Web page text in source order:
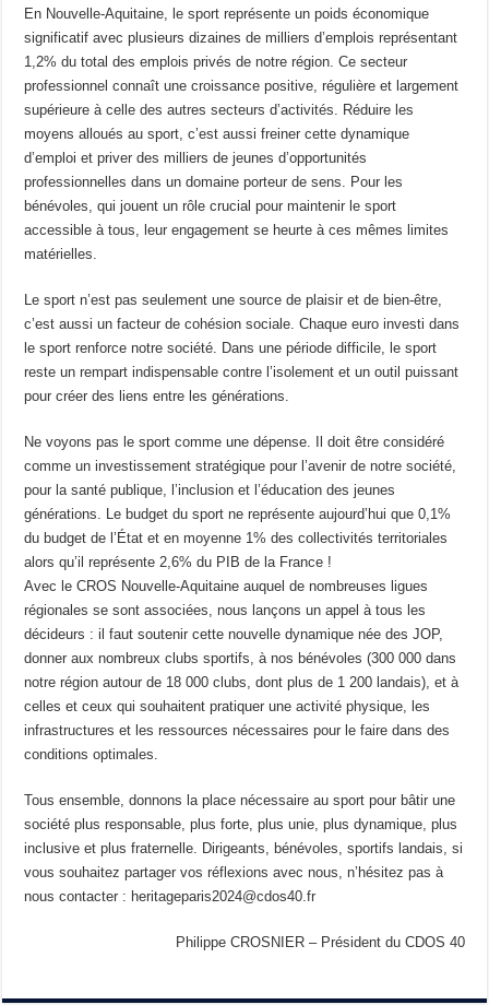
En Nouvelle-Aquitaine, le sport représente un poids économique
significatif avec plusieurs dizaines de milliers d’emplois représentant
1,2% du total des emplois privés de notre région. Ce secteur
professionnel connaît une croissance positive, régulière et largement
supérieure à celle des autres secteurs d’activités. Réduire les
moyens alloués au sport, c’est aussi freiner cette dynamique
d’emploi et priver des milliers de jeunes d’opportunités
professionnelles dans un domaine porteur de sens. Pour les
bénévoles, qui jouent un rôle crucial pour maintenir le sport
accessible à tous, leur engagement se heurte à ces mêmes limites
matérielles.
Le sport n’est pas seulement une source de plaisir et de bien-être,
c’est aussi un facteur de cohésion sociale. Chaque euro investi dans
le sport renforce notre société. Dans une période difficile, le sport
reste un rempart indispensable contre l’isolement et un outil puissant
pour créer des liens entre les générations.
Ne voyons pas le sport comme une dépense. Il doit être considéré
comme un investissement stratégique pour l’avenir de notre société,
pour la santé publique, l’inclusion et l’éducation des jeunes
générations. Le budget du sport ne représente aujourd’hui que 0,1%
du budget de l’État et en moyenne 1% des collectivités territoriales
alors qu’il représente 2,6% du PIB de la France !
Avec le CROS Nouvelle-Aquitaine auquel de nombreuses ligues
régionales se sont associées, nous lançons un appel à tous les
décideurs : il faut soutenir cette nouvelle dynamique née des JOP,
donner aux nombreux clubs sportifs, à nos bénévoles (300 000 dans
notre région autour de 18 000 clubs, dont plus de 1 200 landais), et à
celles et ceux qui souhaitent pratiquer une activité physique, les
infrastructures et les ressources nécessaires pour le faire dans des
conditions optimales.
Tous ensemble, donnons la place nécessaire au sport pour bâtir une
société plus responsable, plus forte, plus unie, plus dynamique, plus
inclusive et plus fraternelle. Dirigeants, bénévoles, sportifs landais, si
vous souhaitez partager vos réflexions avec nous, n’hésitez pas à
nous contacter : heritageparis2024@cdos40.fr
Philippe CROSNIER – Président du CDOS 40